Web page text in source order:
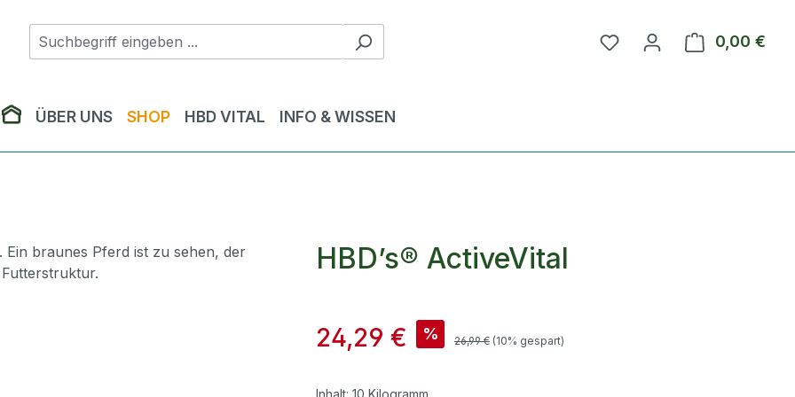
0,00 €
ÜBER UNS SHOP HBD VITAL INFO & WISSEN
HBD’s® ActiveVital
24,29 € % 26,99 € (10% gespart)
Inhalt: 10 Kilogramm